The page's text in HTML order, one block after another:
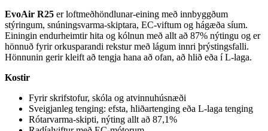
EvoAir R25 er loftmeðhöndlunar-eining með innbyggðum
stýringum, snúningsvarma-skiptara, EC-viftum og hágæða síum.
Einingin endurheimtir hita og kólnun með allt að 87% nýtingu og er
hönnuð fyrir orkusparandi rekstur með lágum innri þrýstingsfalli.
Hönnunin gerir kleift að tengja hana að ofan, að hlið eða í L-laga.
Kostir
Fyrir skrifstofur, skóla og atvinnuhúsnæði
Sveigjanleg tenging: efsta, hliðartenging eða L-laga tenging
Rótarvarma-skipti, nýting allt að 87,1%